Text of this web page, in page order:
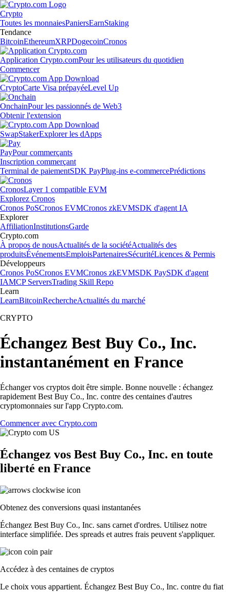
Crypto
Toutes les monnaiesPaniersEarnStaking
Tendance
BitcoinEthereumXRPDogecoinCronos
Application Crypto.comPour les utilisateurs du quotidien
Commencer
CryptoCarte Visa prépayéeLevel Up
OnchainPour les passionnés de Web3
Obtenir l'extension
SwapStakerExplorer les dApps
PayPour commerçants
Inscription commerçant
Terminal de paiementSDK PayPlug-ins e-commercePrédictions
CronosLayer 1 compatible EVM
Explorez Cronos
Cronos PoSCronos EVMCronos zkEVMSDK d'agent IA
Explorer
AffiliationInstitutionsGarde
Crypto.com
À propos de nousActualités de la sociétéActualités des
produitsÉvénementsEmploisPartenairesSécuritéLicences & Permis
Développeurs
Cronos PoSCronos EVMCronos zkEVMSDK PaySDK d'agent
IAMCP ServersTrading Skill Repo
Learn
LearnBitcoinRechercheActualités du marché
CRYPTO
Échangez Best Buy Co., Inc.
instantanément en France
Échanger vos cryptos doit être simple. Bonne nouvelle : échangez
rapidement Best Buy Co., Inc. contre des centaines d'autres
cryptomonnaies sur l'app Crypto.com.
Commencer avec Crypto.com
Échangez vos Best Buy Co., Inc. en toute
liberté en France
Obtenez des conversions quasi instantanées
Échangez Best Buy Co., Inc. sans carnet d'ordres. Utilisez notre
interface simplifiée. Des spreads et autres frais peuvent s'appliquer.
Accédez à des centaines de cryptos
Le choix vous appartient. Échangez Best Buy Co., Inc. contre du fiat